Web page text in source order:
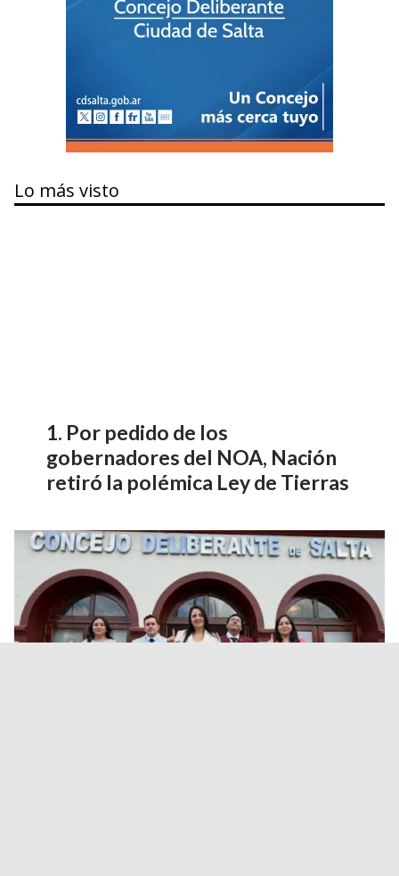
Lo más visto
Por pedido de los
gobernadores del NOA, Nación
retiró la polémica Ley de Tierras